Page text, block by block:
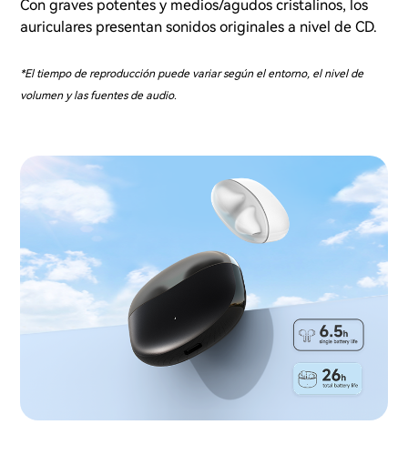
Con graves potentes y medios/agudos cristalinos, los
auriculares presentan sonidos originales a nivel de CD.
*El tiempo de reproducción puede variar según el entorno, el nivel de
volumen y las fuentes de audio.